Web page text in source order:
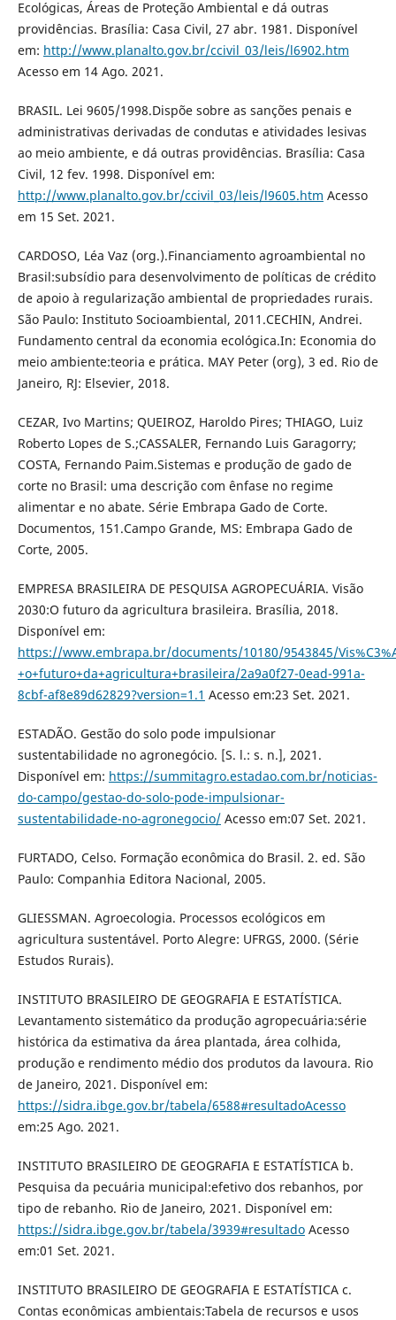
Ecológicas, Áreas de Proteção Ambiental e dá outras
providências. Brasília: Casa Civil, 27 abr. 1981. Disponível
em: http://www.planalto.gov.br/ccivil_03/leis/l6902.htm
Acesso em 14 Ago. 2021.
BRASIL. Lei 9605/1998.Dispõe sobre as sanções penais e
administrativas derivadas de condutas e atividades lesivas
ao meio ambiente, e dá outras providências. Brasília: Casa
Civil, 12 fev. 1998. Disponível em:
http://www.planalto.gov.br/ccivil_03/leis/l9605.htm Acesso
em 15 Set. 2021.
CARDOSO, Léa Vaz (org.).Financiamento agroambiental no
Brasil:subsídio para desenvolvimento de políticas de crédito
de apoio à regularização ambiental de propriedades rurais.
São Paulo: Instituto Socioambiental, 2011.CECHIN, Andrei.
Fundamento central da economia ecológica.In: Economia do
meio ambiente:teoria e prática. MAY Peter (org), 3 ed. Rio de
Janeiro, RJ: Elsevier, 2018.
CEZAR, Ivo Martins; QUEIROZ, Haroldo Pires; THIAGO, Luiz
Roberto Lopes de S.;CASSALER, Fernando Luis Garagorry;
COSTA, Fernando Paim.Sistemas e produção de gado de
corte no Brasil: uma descrição com ênfase no regime
alimentar e no abate. Série Embrapa Gado de Corte.
Documentos, 151.Campo Grande, MS: Embrapa Gado de
Corte, 2005.
EMPRESA BRASILEIRA DE PESQUISA AGROPECUÁRIA. Visão
2030:O futuro da agricultura brasileira. Brasília, 2018.
Disponível em:
https://www.embrapa.br/documents/10180/9543845/
+o+futuro+da+agricultura+brasileira/2a9a0f27-0ead-991a-
8cbf-af8e89d62829?version=1.1 Acesso em:23 Set. 2021.
ESTADÃO. Gestão do solo pode impulsionar
sustentabilidade no agronegócio. [S. l.: s. n.], 2021.
Disponível em: https://summitagro.estadao.com.br/noticias-
do-campo/gestao-do-solo-pode-impulsionar-
sustentabilidade-no-agronegocio/Acesso em:07 Set. 2021.
FURTADO, Celso. Formação econômica do Brasil. 2. ed. São
Paulo: Companhia Editora Nacional, 2005.
GLIESSMAN. Agroecologia. Processos ecológicos em
agricultura sustentável. Porto Alegre: UFRGS, 2000. (Série
Estudos Rurais).
INSTITUTO BRASILEIRO DE GEOGRAFIA E ESTATÍSTICA.
Levantamento sistemático da produção agropecuária:série
histórica da estimativa da área plantada, área colhida,
produção e rendimento médio dos produtos da lavoura. Rio
de Janeiro, 2021. Disponível em:
https://sidra.ibge.gov.br/tabela/6588#resultadoAcesso
em:25 Ago. 2021.
INSTITUTO BRASILEIRO DE GEOGRAFIA E ESTATÍSTICA b.
Pesquisa da pecuária municipal:efetivo dos rebanhos, por
tipo de rebanho. Rio de Janeiro, 2021. Disponível em:
https://sidra.ibge.gov.br/tabela/3939#resultadoAcesso
em:01 Set. 2021.
INSTITUTO BRASILEIRO DE GEOGRAFIA E ESTATÍSTICA c.
Contas econômicas ambientais:Tabela de recursos e usos